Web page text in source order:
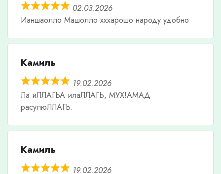
02.03.2026
Ианшаолло Машолло хххарошо народу удобно
Камиль
19.02.2026
Ла иЛЛАГЬА илаЛЛАГЬ, МУХ!АМАД
расулюЛЛАГЬ.
Камиль
19.02.2026